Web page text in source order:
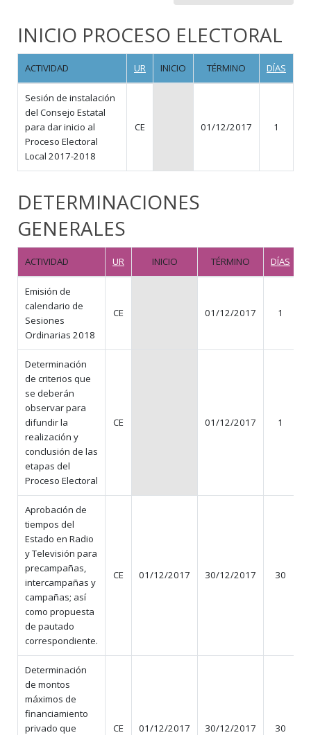
INICIO PROCESO ELECTORAL
ACTIVIDAD UR INICIO TÉRMINO DÍAS
Sesión de instalación
del Consejo Estatal
para dar inicio al
Proceso Electoral
Local 2017-2018
CE 01/12/2017 1
DETERMINACIONES
GENERALES
ACTIVIDAD UR INICIO TÉRMINO DÍAS
Emisión de
calendario de
Sesiones
Ordinarias 2018
CE 01/12/2017 1
Determinación
de criterios que
se deberán
observar para
difundir la
realización y
conclusión de las
etapas del
Proceso Electoral
CE 01/12/2017 1
Aprobación de
tiempos del
Estado en Radio
y Televisión para
precampañas,
intercampañas y
campañas; así
como propuesta
de pautado
correspondiente.
CE 01/12/2017 30/12/2017 30
Determinación
de montos
máximos de
financiamiento
privado que
CE 01/12/2017 30/12/2017 30